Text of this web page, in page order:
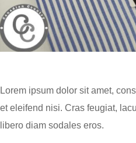
Lorem ipsum dolor sit amet,
et eleifend nisi. Cras feugiat,
libero diam sodales eros.